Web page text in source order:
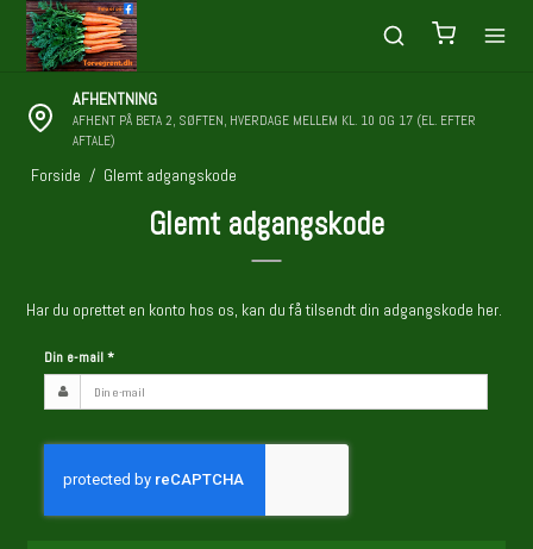
AFHENTNING
AFHENT PÅ BETA 2, SØFTEN, HVERDAGE MELLEM KL. 10 OG 17 (EL. EFTER
AFTALE)
Forside / Glemt adgangskode
Glemt adgangskode
Har du oprettet en konto hos os, kan du få tilsendt din adgangskode her.
Din e-mail*